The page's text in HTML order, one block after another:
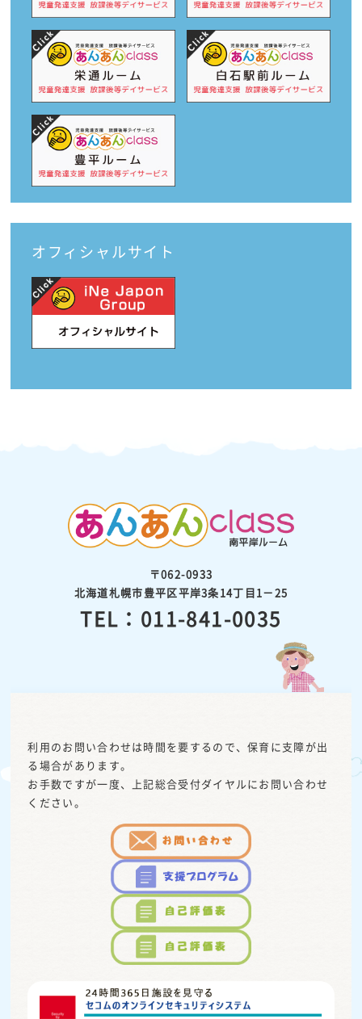
オフィシャルサイト
〒062-0933
北海道札幌市豊平区平岸3条14丁目1－25
TEL：011-841-0035
利用のお問い合わせは時間を要するので、保育に支障が出
る場合があります。
お手数ですが一度、上記総合受付ダイヤルにお問い合わせ
ください。